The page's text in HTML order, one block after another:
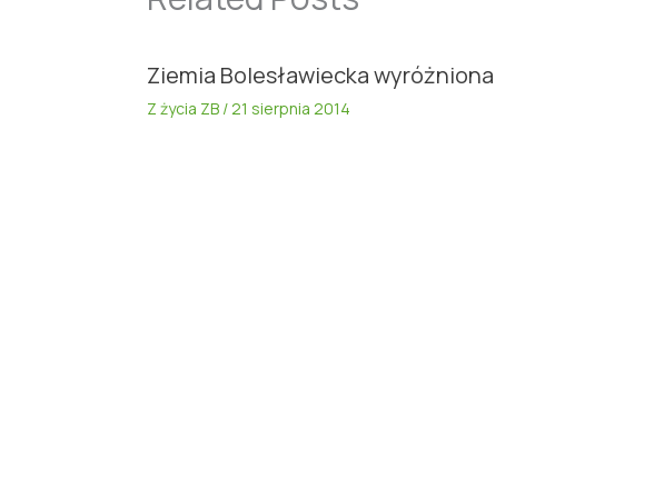
Ziemia Bolesławiecka wyróżniona
Z życia ZB /21 sierpnia 2014